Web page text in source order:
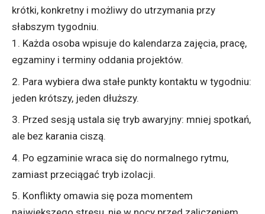
krótki, konkretny i możliwy do utrzymania przy
słabszym tygodniu.
Każda osoba wpisuje do kalendarza zajęcia, pracę,
egzaminy i terminy oddania projektów.
Para wybiera dwa stałe punkty kontaktu w tygodniu:
jeden krótszy, jeden dłuższy.
Przed sesją ustala się tryb awaryjny: mniej spotkań,
ale bez karania ciszą.
Po egzaminie wraca się do normalnego rytmu,
zamiast przeciągać tryb izolacji.
Konflikty omawia się poza momentem